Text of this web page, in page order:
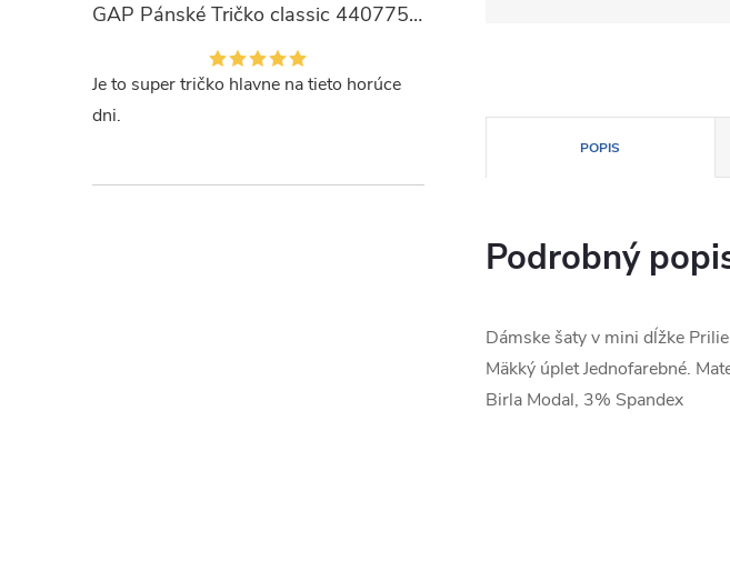
GAP Pánské Tričko classic 440775-00
Je to super tričko hlavne na tieto horúce
dni.
POPIS
Podrobný
Dámske šaty v mini dĺžke
Mäkký úplet Jednofarebné.
Birla Modal, 3% Spandex